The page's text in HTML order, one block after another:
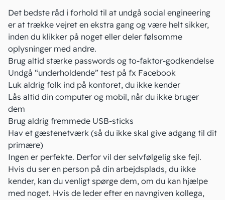
Det bedste råd i forhold til at undgå social engineering
er at trække vejret en ekstra gang og være helt sikker,
inden du klikker på noget eller deler følsomme
oplysninger med andre.
Brug altid stærke passwords og to-faktor-godkendelse
Undgå “underholdende” test på fx Facebook
Luk aldrig folk ind på kontoret, du ikke kender
Lås altid din computer og mobil, når du ikke bruger
dem
Brug aldrig fremmede USB-sticks
Hav et gæstenetværk (så du ikke skal give adgang til dit
primære)
Ingen er perfekte. Derfor vil der selvfølgelig ske fejl.
Hvis du ser en person på din arbejdsplads, du ikke
kender, kan du venligt spørge dem, om du kan hjælpe
med noget. Hvis de leder efter en navngiven kollega,